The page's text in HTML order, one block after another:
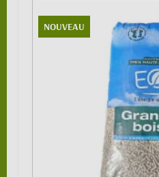
NOUVEAU